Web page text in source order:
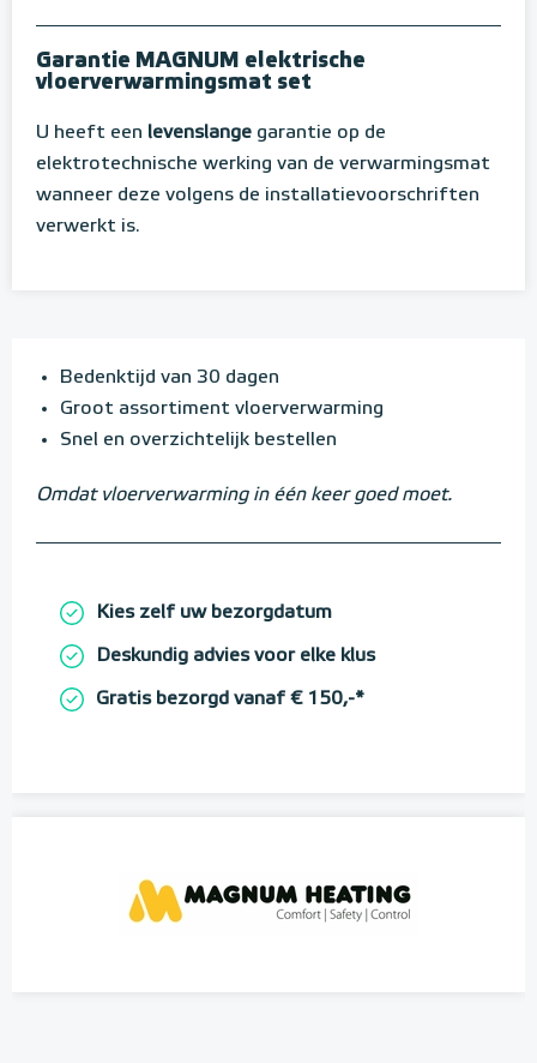
Garantie MAGNUM elektrische
vloerverwarmingsmat set
U heeft een levenslange garantie op de
elektrotechnische werking van de verwarmingsmat
wanneer deze volgens de installatievoorschriften
verwerkt is.
Bedenktijd van 30 dagen
Groot assortiment vloerverwarming
Snel en overzichtelijk bestellen
Omdat vloerverwarming in één keer goed moet.
Kies zelf uw bezorgdatum
Deskundig advies voor elke klus
Gratis bezorgd vanaf € 150,-*